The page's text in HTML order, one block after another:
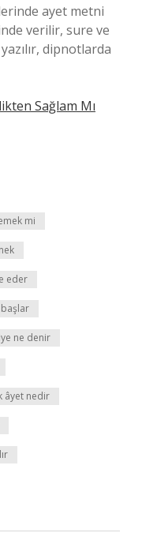
ayet metni
verilir, sure ve
dipnotlarda
Sağlam Mı
mi
eder
ne denir
âyet nedir